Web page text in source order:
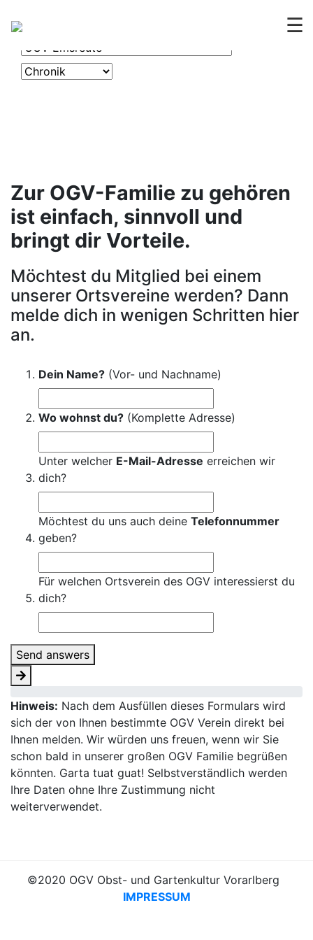
☰
OGV
Zur OGV-Familie zu gehören
ist einfach, sinnvoll und
bringt dir Vorteile.
Möchtest du Mitglied bei einem
unserer Ortsvereine werden? Dann
melde dich in wenigen Schritten hier
an.
Dein Name? (Vor- und Nachname)
Wo wohnst du? (Komplette Adresse)
Unter welcher E-Mail-Adresse erreichen wir
dich?
Möchtest du uns auch deine Telefonnummer
geben?
Für welchen Ortsverein des OGV interessierst du
dich?
Send answers
Hinweis: Nach dem Ausfüllen dieses Formulars wird
sich der von Ihnen bestimmte OGV Verein direkt bei
Ihnen melden. Wir würden uns freuen, wenn wir Sie
schon bald in unserer großen OGV Familie begrüßen
könnten. Garta tuat guat! Selbstverständlich werden
Ihre Daten ohne Ihre Zustimmung nicht
weiterverwendet.
©2020 OGV Obst- und Gartenkultur Vorarlberg
IMPRESSUM